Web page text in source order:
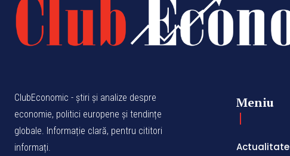
ClubEconomic - știri și analize despre
economie, politici europene și tendințe
globale. Informație clară, pentru cititori
informați.
Meniu
Actualitate